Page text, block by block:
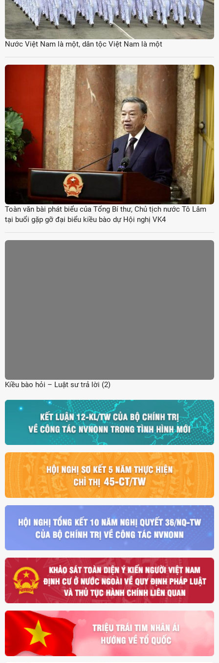
Nước Việt Nam là một, dân tộc Việt Nam là một
Toàn văn bài phát biểu của Tổng Bí thư, Chủ tịch nước Tô Lâm
tại buổi gặp gỡ đại biểu kiều bào dự Hội nghị VK4
Kiều bào hỏi – Luật sư trả lời (2)